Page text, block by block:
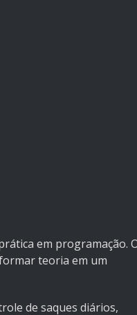
em programação.
teoria em um
de saques diários,